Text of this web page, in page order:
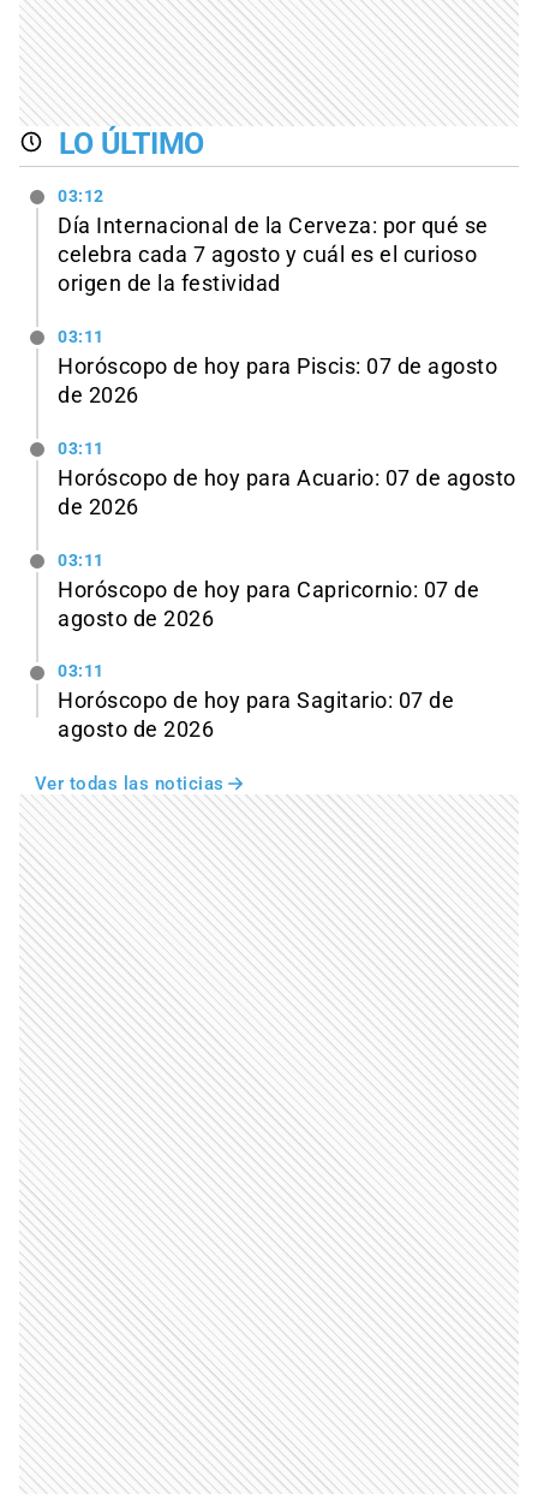
LO ÚLTIMO
03:12
Día Internacional de la Cerveza: por qué se
celebra cada 7 agosto y cuál es el curioso
origen de la festividad
03:11
Horóscopo de hoy para Piscis: 07 de agosto
de 2026
03:11
Horóscopo de hoy para Acuario: 07 de agosto
de 2026
03:11
Horóscopo de hoy para Capricornio: 07 de
agosto de 2026
03:11
Horóscopo de hoy para Sagitario: 07 de
agosto de 2026
Ver todas las noticias